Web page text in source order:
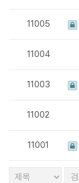
11005
11004
11003
11002
11001